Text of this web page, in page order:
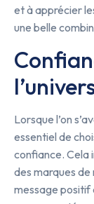
et à apprécier
une belle
Lorsque l’on
essentiel de
confiance. Cela
des marques
message positif